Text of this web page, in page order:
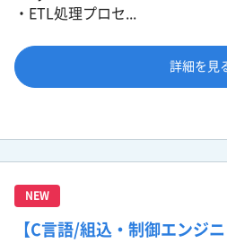
・ETL処理プロセ...
詳細を見
NEW
【C言語/組込・制御エンジ